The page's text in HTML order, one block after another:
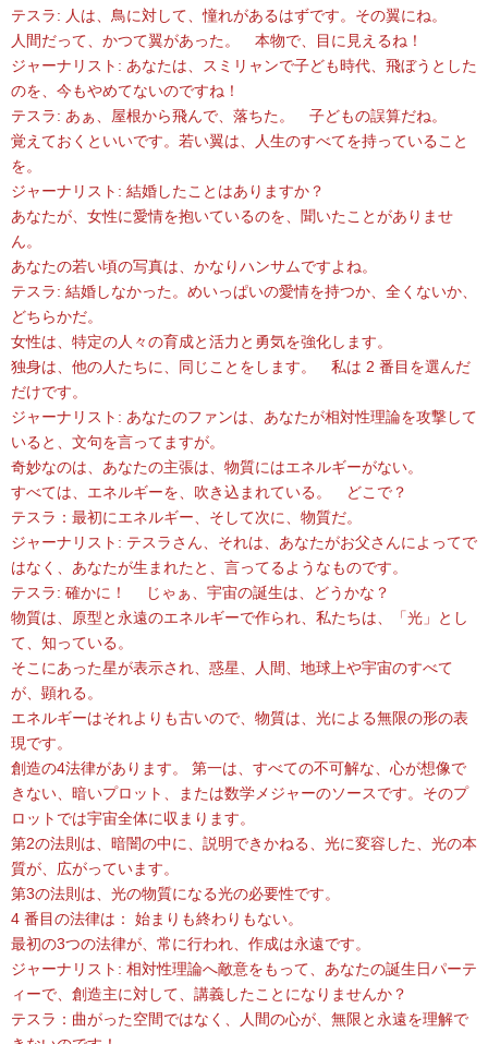
テスラ: 人は、鳥に対して、憧れがあるはずです。その翼にね。
人間だって、かつて翼があった。 本物で、目に見えるね！
ジャーナリスト: あなたは、スミリャンで子ども時代、飛ぼうとした
のを、今もやめてないのですね！
テスラ: あぁ、屋根から飛んで、落ちた。 子どもの誤算だね。
覚えておくといいです。若い翼は、人生のすべてを持っていること
を。
ジャーナリスト: 結婚したことはありますか？
あなたが、女性に愛情を抱いているのを、聞いたことがありませ
ん。
あなたの若い頃の写真は、かなりハンサムですよね。
テスラ: 結婚しなかった。めいっぱいの愛情を持つか、全くないか、
どちらかだ。
女性は、特定の人々の育成と活力と勇気を強化します。
独身は、他の人たちに、同じことをします。 私は 2 番目を選んだ
だけです。
ジャーナリスト: あなたのファンは、あなたが相対性理論を攻撃して
いると、文句を言ってますが。
奇妙なのは、あなたの主張は、物質にはエネルギーがない。
すべては、エネルギーを、吹き込まれている。 どこで？
テスラ：最初にエネルギー、そして次に、物質だ。
ジャーナリスト: テスラさん、それは、あなたがお父さんによってで
はなく、あなたが生まれたと、言ってるようなものです。
テスラ: 確かに！ じゃぁ、宇宙の誕生は、どうかな？
物質は、原型と永遠のエネルギーで作られ、私たちは、「光」とし
て、知っている。
そこにあった星が表示され、惑星、人間、地球上や宇宙のすべて
が、顕れる。
エネルギーはそれよりも古いので、物質は、光による無限の形の表
現です。
創造の4法律があります。 第一は、すべての不可解な、心が想像で
きない、暗いプロット、または数学メジャーのソースです。そのプ
ロットでは宇宙全体に収まります。
第2の法則は、暗闇の中に、説明できかねる、光に変容した、光の本
質が、広がっています。
第3の法則は、光の物質になる光の必要性です。
4 番目の法律は： 始まりも終わりもない。
最初の3つの法律が、常に行われ、作成は永遠です。
ジャーナリスト: 相対性理論へ敵意をもって、あなたの誕生日パーテ
ィーで、創造主に対して、講義したことになりませんか？
テスラ：曲がった空間ではなく、人間の心が、無限と永遠を理解で